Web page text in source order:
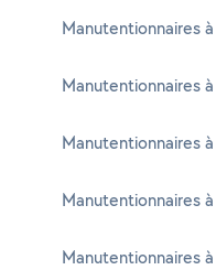
Manutentionnaires
Manutentionnaires à
Manutentionnaires
Manutentionnaires
Manutentionnaires